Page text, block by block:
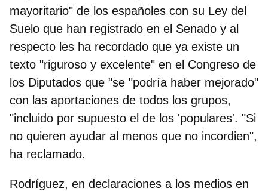
mayoritario" de los españoles con su Ley del
Suelo que han registrado en el Senado y al
respecto les ha recordado que ya existe un
texto "riguroso y excelente" en el Congreso de
los Diputados que "se "podría haber mejorado"
con las aportaciones de todos los grupos,
"incluido por supuesto el de los 'populares'. "Si
no quieren ayudar al menos que no incordien",
ha reclamado.
Rodríguez, en declaraciones a los medios en